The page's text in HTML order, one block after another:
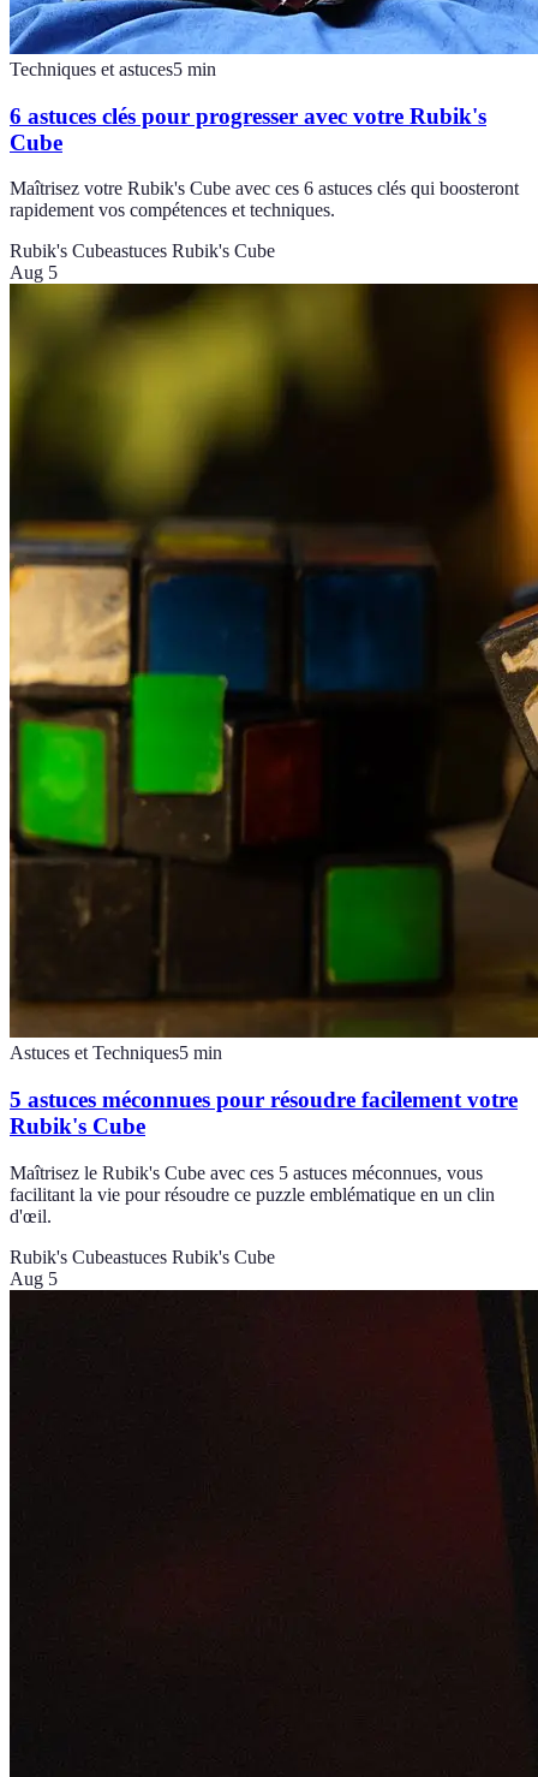
Techniques et astuces5 min
6 astuces clés pour progresser avec votre Rubik's
Cube
Maîtrisez votre Rubik's Cube avec ces 6 astuces clés qui boosteront
rapidement vos compétences et techniques.
Rubik's Cubeastuces Rubik's Cube
Aug 5
Astuces et Techniques5 min
5 astuces méconnues pour résoudre facilement votre
Rubik's Cube
Maîtrisez le Rubik's Cube avec ces 5 astuces méconnues, vous
facilitant la vie pour résoudre ce puzzle emblématique en un clin
d'œil.
Rubik's Cubeastuces Rubik's Cube
Aug 5